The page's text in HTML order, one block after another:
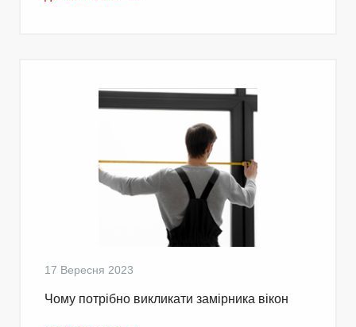
17 Вересня 2023
Чому потрібно викликати замірника вікон